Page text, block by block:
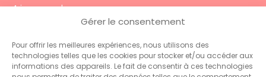
Gérer le consentement
Pour offrir les meilleures expériences, nous utilisons des
technologies telles que les cookies pour stocker et/ou accéder aux
informations des appareils. Le fait de consentir à ces technologies
4 impasse du
Faubourg – 38690
Téléphone :+33
(0)4 76 31 06 10
Contact :